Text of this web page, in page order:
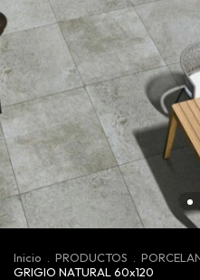
Inicio PRODUCTOS
GRIGIO NATURAL 60x120